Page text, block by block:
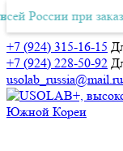
+7 (924) 315-16-15
+7 (924) 228-50-92
usolab_russia@mail.ru
Авиа-
при заказе от 10